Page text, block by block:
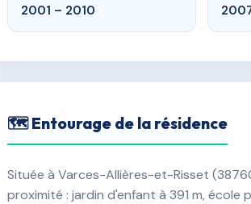
2001 – 2010
🗺 Entourage de la résidence
Située à Varces-Allières-et-Risset
proximité : jardin d'enfant à 391 m, école